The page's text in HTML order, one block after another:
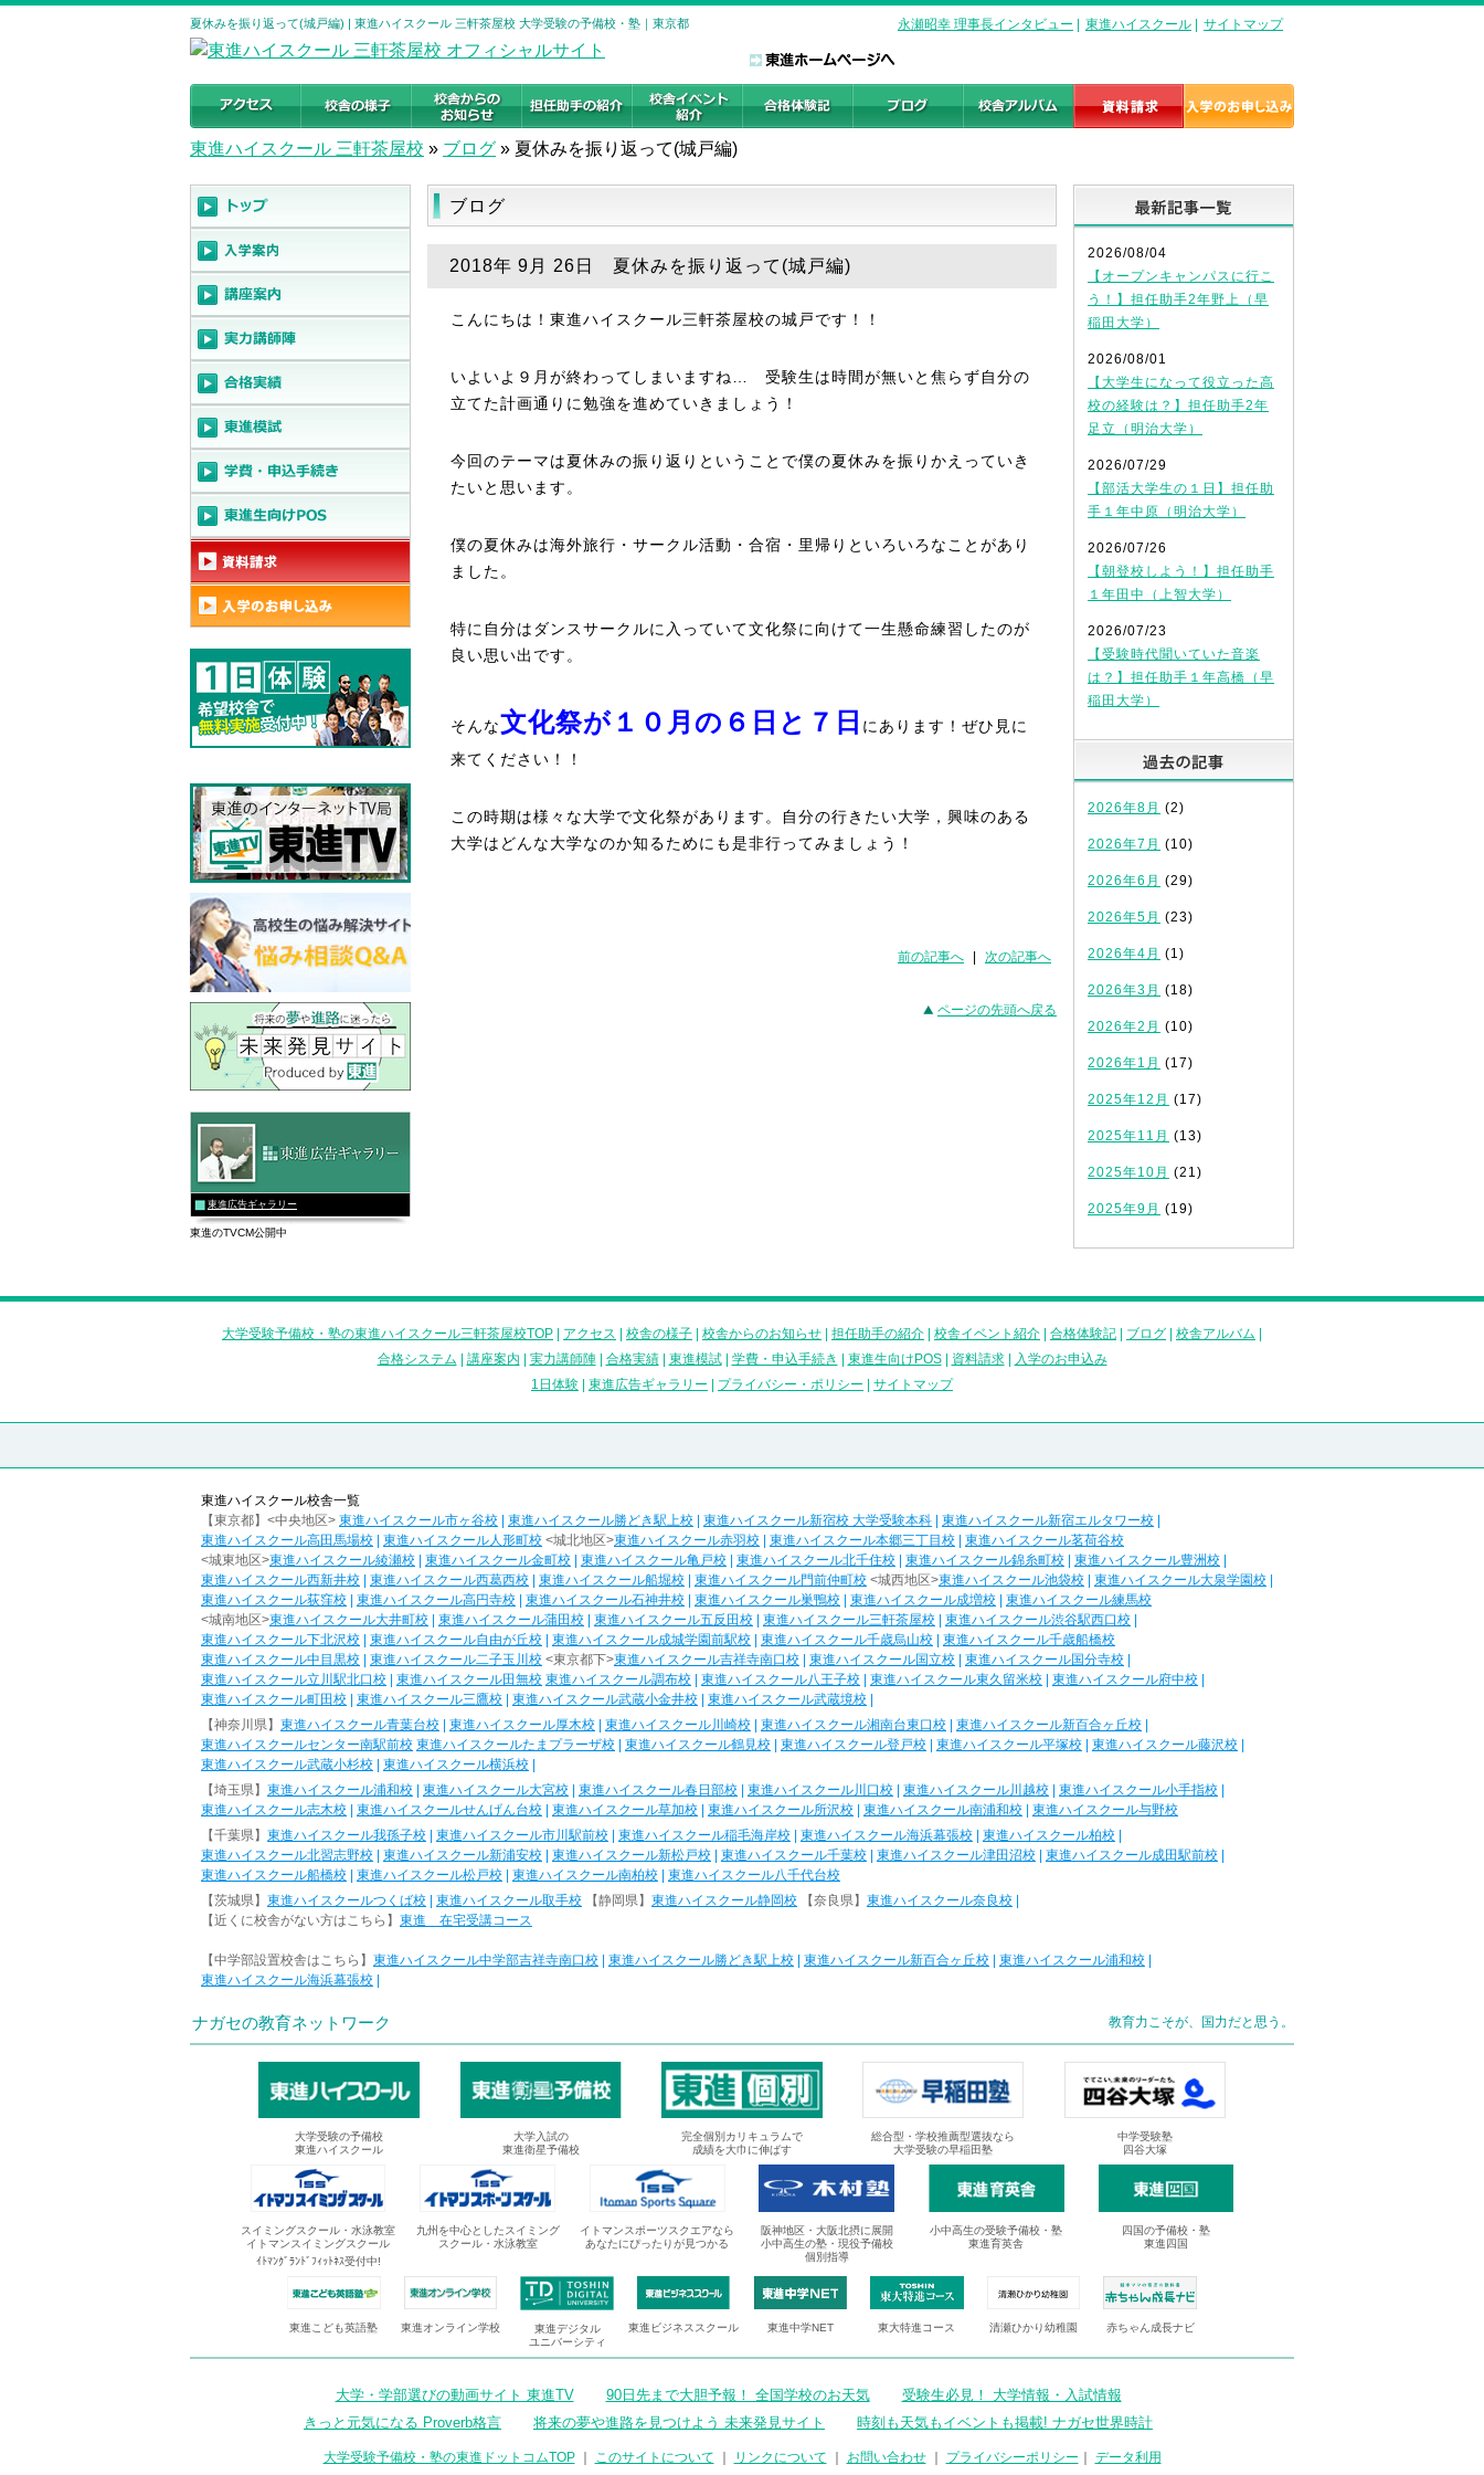
夏休みを振り返って(城戸編) | 東進ハイスクール 三軒茶屋校 大学受験の予備校・塾｜東京都 永瀬昭幸 理事長インタビュー 東進ハイスクール サイトマップ
東進ハイスクール 三軒茶屋校 » ブログ » 夏休みを振り返って(城戸編)
ブログ
2018年 9月 26日 夏休みを振り返って(城戸編)
こんにちは！東進ハイスクール三軒茶屋校の城戸です！！
いよいよ９月が終わってしまいますね… 受験生は時間が無いと焦らず自分の
立てた計画通りに勉強を進めていきましょう！
今回のテーマは夏休みの振り返りということで僕の夏休みを振りかえっていき
たいと思います。
僕の夏休みは海外旅行・サークル活動・合宿・里帰りといろいろなことがあり
ました。
特に自分はダンスサークルに入っていて文化祭に向けて一生懸命練習したのが
良い思い出です。
そんな文化祭が１０月の６日と７日 にあります！ぜひ見に
来てください！！
この時期は様々な大学で文化祭があります。自分の行きたい大学，興味のある
大学はどんな大学なのか知るためにも是非行ってみましょう！
前の記事へ 次の記事へ
ページの先頭へ戻る
2026/08/04
【オープンキャンパスに行こ
う！】担任助手2年野上（早
稲田大学）
2026/08/01
【大学生になって役立った高
校の経験は？】担任助手2年
足立（明治大学）
2026/07/29
【部活大学生の１日】担任助
手１年中原（明治大学）
2026/07/26
【朝登校しよう！】担任助手
１年田中（上智大学）
2026/07/23
【受験時代聞いていた音楽
は？】担任助手１年高橋（早
稲田大学）
2026年8月 (2)
2026年7月 (10)
2026年6月 (29)
2026年5月 (23)
2026年4月 (1)
2026年3月 (18)
2026年2月 (10)
2026年1月 (17)
2025年12月 (17)
2025年11月 (13)
2025年10月 (21)
2025年9月 (19)
東進広告ギャラリー
東進のTVCM公開中
大学受験予備校・塾の東進ハイスクール三軒茶屋校TOP アクセス 校舎の様子 校舎からのお知らせ 担任助手の紹介 校舎イベント紹介 合格体験記 ブログ 校舎アルバム
合格システム
講座案内 実力講師陣| 合格実績| 東進模試| 学費・申込手続き 東進生向けPOS| 資料請求|
入学のお申込み
1日体験
東進広告ギャラリー プライバシー・ポリシー サイトマップ
東進ハイスクール校舎一覧
【東京都】<中央地区> 東進ハイスクール市ヶ谷校 東進ハイスクール勝どき駅上校 東進ハイスクール新宿校 大学受験本科 東進ハイスクール新宿エルタワー校
東進ハイスクール高田馬場校
東進ハイスクール人形町校 <城北地区>東進ハイスクール赤羽校 東進ハイスクール本郷三丁目校
東進ハイスクール茗荷谷校
<城東地区>東進ハイスクール綾瀬校 東進ハイスクール金町校 東進ハイスクール亀戸校 東進ハイスクール北千住校 東進ハイスクール錦糸町校 東進ハイスクール豊洲校
東進ハイスクール西新井校
東進ハイスクール西葛西校 東進ハイスクール船堀校 東進ハイスクール門前仲町校 <城西地区>東進ハイスクール池袋校 東進ハイスクール大泉学園校
東進ハイスクール荻窪校
東進ハイスクール高円寺校 東進ハイスクール石神井校 東進ハイスクール巣鴨校 東進ハイスクール成増校
東進ハイスクール練馬校
<城南地区>東進ハイスクール大井町校 東進ハイスクール蒲田校 東進ハイスクール五反田校 東進ハイスクール三軒茶屋校 東進ハイスクール渋谷駅西口校
東進ハイスクール下北沢校
東進ハイスクール自由が丘校 東進ハイスクール成城学園前駅校 東進ハイスクール千歳烏山校
東進ハイスクール千歳船橋校
東進ハイスクール中目黒校
東進ハイスクール二子玉川校 <東京都下>東進ハイスクール吉祥寺南口校 東進ハイスクール国立校 東進ハイスクール国分寺校
東進ハイスクール立川駅北口校
東進ハイスクール田無校 東進ハイスクール調布校 東進ハイスクール八王子校 東進ハイスクール東久留米校 東進ハイスクール府中校
東進ハイスクール町田校
東進ハイスクール三鷹校 東進ハイスクール武蔵小金井校 東進ハイスクール武蔵境校
【神奈川県】 東進ハイスクール青葉台校 東進ハイスクール厚木校 東進ハイスクール川崎校 東進ハイスクール湘南台東口校 東進ハイスクール新百合ヶ丘校
東進ハイスクールセンター南駅前校 東進ハイスクールたまプラーザ校 東進ハイスクール鶴見校 東進ハイスクール登戸校 東進ハイスクール平塚校 東進ハイスクール藤沢校
東進ハイスクール武蔵小杉校
東進ハイスクール横浜校
【埼玉県】 東進ハイスクール浦和校 東進ハイスクール大宮校 東進ハイスクール春日部校 東進ハイスクール川口校 東進ハイスクール川越校 東進ハイスクール小手指校
東進ハイスクール志木校
東進ハイスクールせんげん台校 東進ハイスクール草加校 東進ハイスクール所沢校 東進ハイスクール南浦和校
東進ハイスクール与野校
【千葉県】 東進ハイスクール我孫子校 東進ハイスクール市川駅前校 東進ハイスクール稲毛海岸校 東進ハイスクール海浜幕張校 東進ハイスクール柏校
東進ハイスクール北習志野校
東進ハイスクール新浦安校 東進ハイスクール新松戸校 東進ハイスクール千葉校 東進ハイスクール津田沼校 東進ハイスクール成田駅前校
東進ハイスクール船橋校
東進ハイスクール松戸校 東進ハイスクール南柏校
東進ハイスクール八千代台校
【茨城県】 東進ハイスクールつくば校 東進ハイスクール取手校 【静岡県】 東進ハイスクール静岡校 【奈良県】 東進ハイスクール奈良校
【近くに校舎がない方はこちら】 東進 在宅受講コース
【中学部設置校舎はこちら】 東進ハイスクール中学部吉祥寺南口校 東進ハイスクール勝どき駅上校 東進ハイスクール新百合ヶ丘校 東進ハイスクール浦和校
東進ハイスクール海浜幕張校
ナガセの教育ネットワーク 教育力こそが、国力だと思う。
大学受験の予備校
東進ハイスクール
大学入試の
東進衛星予備校
完全個別カリキュラムで
成績を大巾に伸ばす
総合型・学校推薦型選抜なら
大学受験の早稲田塾
中学受験塾
四谷大塚
スイミングスクール・水泳教室
イトマンスイミングスクール
ｲﾄﾏﾝｸﾞﾗﾝﾄﾞﾌｨｯﾄﾈｽ受付中!
九州を中心としたスイミング
スクール・水泳教室
イトマンスポーツスクエアなら
あなたにぴったりが見つかる
阪神地区・大阪北摂に展開
小中高生の塾・現役予備校
個別指導
小中高生の受験予備校・塾
東進育英舎
四国の予備校・塾
東進四国
東進こども英語塾 東進オンライン学校
東進デジタル
ユニバーシティ
東進ビジネススクール 東進中学NET 東大特進コース 清瀬ひかり幼稚園 赤ちゃん成長ナビ
大学・学部選びの動画サイト 東進TV 90日先まで大胆予報！ 全国学校のお天気
受験生必見！ 大学情報・入試情報
きっと元気になる Proverb格言
将来の夢や進路を見つけよう 未来発見サイト 時刻も天気もイベントも掲載! ナガセ世界時計
大学受験予備校・塾の東進ドットコムTOP｜ このサイトについて リンクについて お問い合わせ｜ プライバシーポリシー データ利用